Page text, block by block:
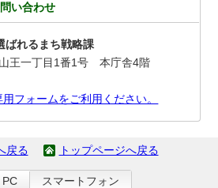
い合わせ
れるまち戦略課
王一丁目1番1号 本庁舎4階
フォームをご利用ください。
戻る トップページへ戻る
PC スマートフォン